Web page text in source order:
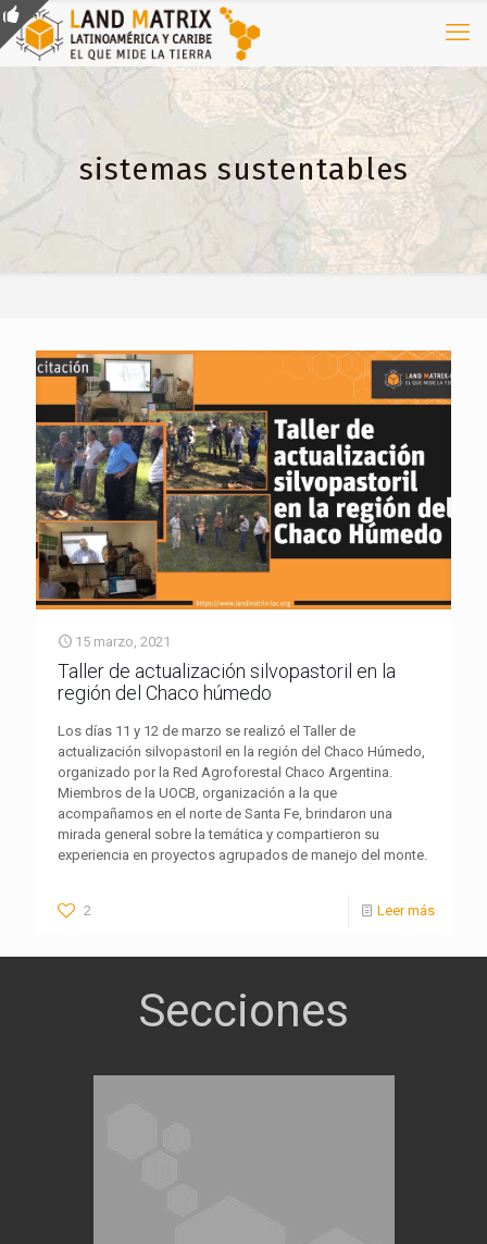
sistemas sustentables
15 marzo, 2021
Taller de actualización silvopastoril en la
región del Chaco húmedo
Los días 11 y 12 de marzo se realizó el Taller de
actualización silvopastoril en la región del Chaco Húmedo,
organizado por la Red Agroforestal Chaco Argentina.
Miembros de la UOCB, organización a la que
acompañamos en el norte de Santa Fe, brindaron una
mirada general sobre la temática y compartieron su
experiencia en proyectos agrupados de manejo del monte.
2 Leer más